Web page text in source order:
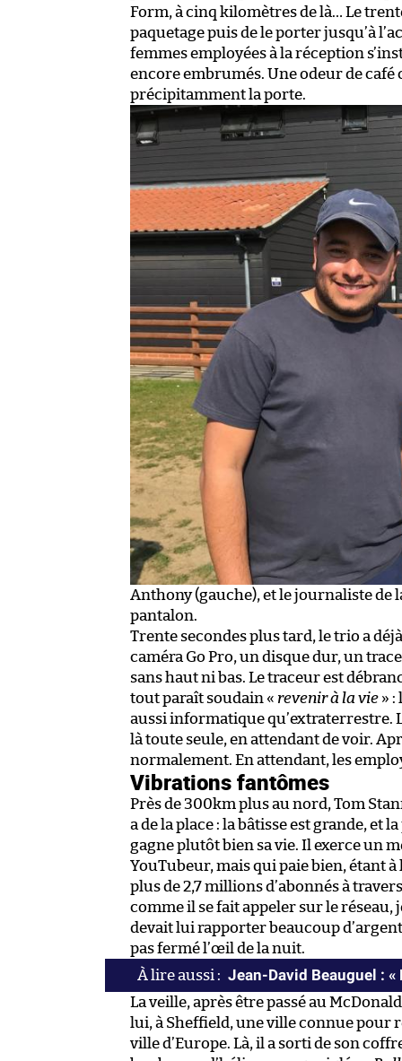
Form, à cinq kilomètres de là… Le
paquetage puis de le porter jusqu’à
femmes employées à la réception
encore embrumés. Une odeur de
précipitamment la porte.
Anthony (gauche), et le journaliste de
pantalon.
Trente secondes plus tard, le trio a
caméra Go Pro, un disque dur, un
sans haut ni bas. Le traceur est
tout paraît soudain « revenir à la vie » :
aussi informatique qu’extraterrestre.
là toute seule, en attendant de voir.
normalement. En attendant, les
Vibrations fantômes
Près de 300km plus au nord, Tom
a de la place : la bâtisse est grande, et
gagne plutôt bien sa vie. Il exerce un
YouTubeur, mais qui paie bien, étant
plus de 2,7 millions d’abonnés à
comme il se fait appeler sur le réseau,
devait lui rapporter beaucoup
pas fermé l’œil de la nuit.
Jean-David Beauguel :
La veille, après être passé au
lui, à Sheffield, une ville connue pour
ville d’Europe. Là, il a sorti de son